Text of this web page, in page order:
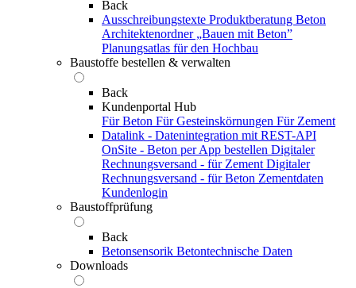
Back
Ausschreibungstexte Produktberatung Beton
Architektenordner „Bauen mit Beton”
Planungsatlas für den Hochbau
Baustoffe bestellen & verwalten
Back
Kundenportal Hub
Für Beton Für Gesteinskörnungen Für Zement
Datalink - Datenintegration mit REST-API
OnSite - Beton per App bestellen Digitaler
Rechnungsversand - für Zement Digitaler
Rechnungsversand - für Beton Zementdaten
Kundenlogin
Baustoffprüfung
Back
Betonsensorik Betontechnische Daten
Downloads